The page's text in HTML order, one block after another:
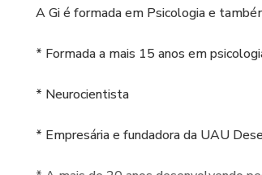
A Gi é formada em Psicologia e
* Formada a mais 15 anos em
* Neurocientista
* Empresária e fundadora da UAU